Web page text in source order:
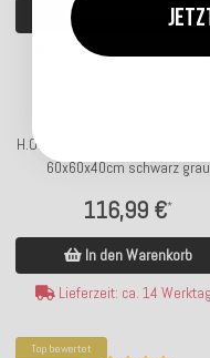
In den Warenkorb
Lieferzeit: ca. 14
H.O.C.K. Sera Duo Hocker Bean
60x60x40cm schwarz grau
116,99 €*
In den Warenkorb
Lieferzeit: ca. 14
Top bewertet